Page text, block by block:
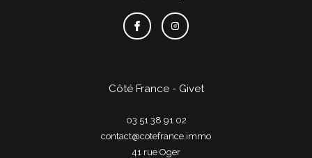
Côté France - Givet
03 51 38 91 02
contact@cotefrance.immo
41 rue Oger